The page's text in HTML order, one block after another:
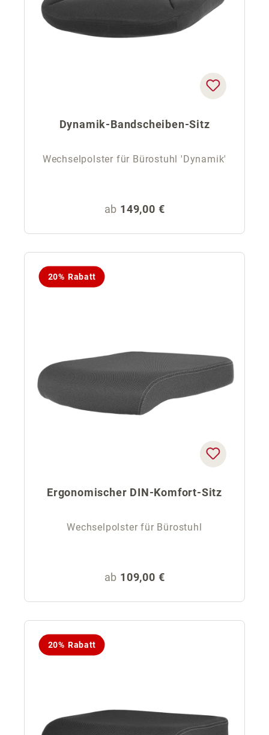
Dynamik-Bandscheiben-Sitz
Wechselpolster für Bürostuhl 'Dynamik'
Regulärer Preis:
ab 149,00 €
20% Rabatt
Ergonomischer DIN-Komfort-Sitz
Wechselpolster für Bürostuhl
Regulärer Preis:
ab 109,00 €
20% Rabatt